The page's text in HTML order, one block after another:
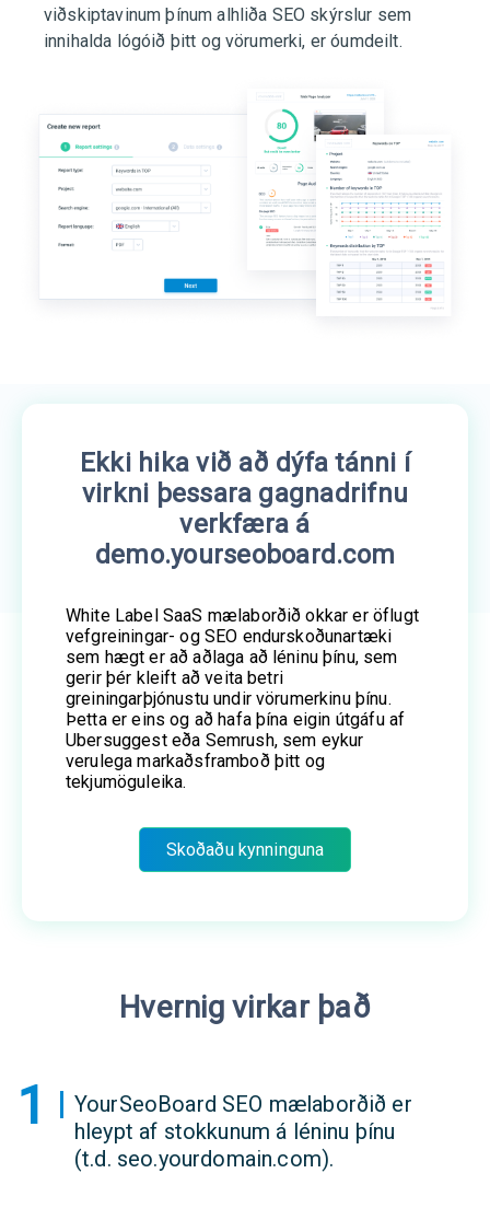
viðskiptavinum þínum alhliða SEO skýrslur sem
innihalda lógóið þitt og vörumerki, er óumdeilt.
Ekki hika við að dýfa tánni í
virkni þessara gagnadrifnu
verkfæra á
demo.yourseoboard.com
White Label SaaS mælaborðið okkar er öflugt
vefgreiningar- og SEO endurskoðunartæki
sem hægt er að aðlaga að léninu þínu, sem
gerir þér kleift að veita betri
greiningarþjónustu undir vörumerkinu þínu.
Þetta er eins og að hafa þína eigin útgáfu af
Ubersuggest eða Semrush, sem eykur
verulega markaðsframboð þitt og
tekjumöguleika.
Skoðaðu kynninguna
Hvernig virkar það
1
YourSeoBoard SEO mælaborðið er
hleypt af stokkunum á léninu þínu
(t.d. seo.yourdomain.com).